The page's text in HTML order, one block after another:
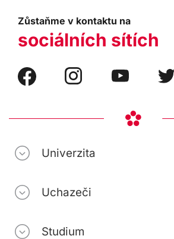
Zůstaňme v kontaktu na
sociálních sítích
Univerzita
Uchazeči
Studium